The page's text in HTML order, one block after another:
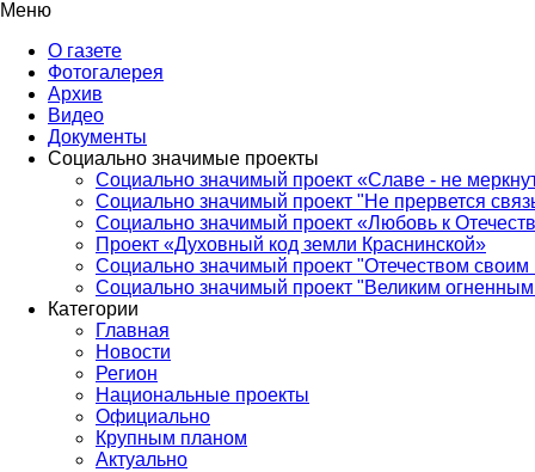
Меню
О газете
Фотогалерея
Архив
Видео
Документы
Социально значимые проекты
Социально значимый проект «Славе - не
Социально значимый проект "Не прервется
Социально значимый проект «Любовь к
Проект «Духовный код земли Краснинской»
Социально значимый проект "Отечеством своим
Социально значимый проект "Великим
Категории
Главная
Новости
Регион
Национальные проекты
Официально
Крупным планом
Актуально